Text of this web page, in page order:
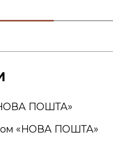
ПОШТА»
«НОВА ПОШТА»